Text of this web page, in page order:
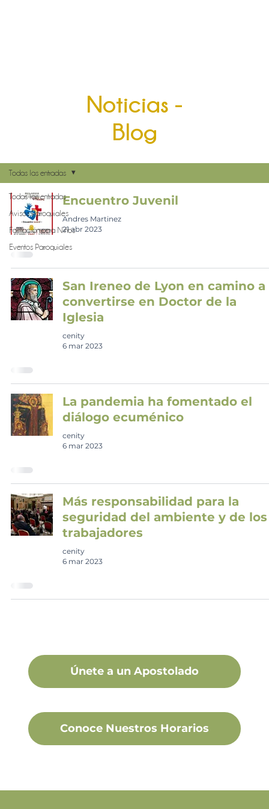
Todas las entradas
Avisos Parroquiales
Formación para Niños
Eventos Parroquiales
Todas las entradas
Encuentro Juvenil
Andres Martinez
21 abr 2023
San Ireneo de Lyon en camino a
convertirse en Doctor de la
Iglesia
cenity
6 mar 2023
La pandemia ha fomentado el
diálogo ecuménico
cenity
6 mar 2023
Más responsabilidad para la
seguridad del ambiente y de los
trabajadores
cenity
6 mar 2023
Noticias -
Blog
Conoce Nuestros Horarios
Únete a un Apostolado